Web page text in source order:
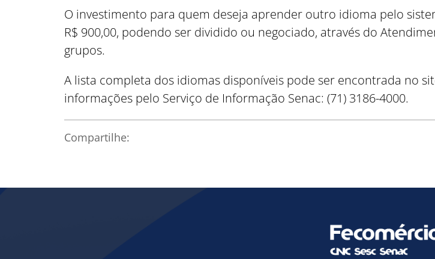
O investimento para quem deseja aprender outro idioma pelo
R$ 900,00, podendo ser dividido ou negociado, através do
grupos.
A lista completa dos idiomas disponíveis pode ser encontrada no
informações pelo Serviço de Informação Senac: (71) 3186-4000.
Compartilhe: